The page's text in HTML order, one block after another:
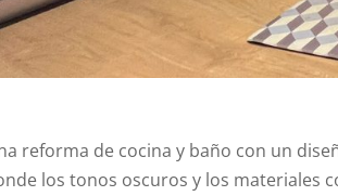
reforma de cocina y baño con un
los tonos oscuros y los materiales